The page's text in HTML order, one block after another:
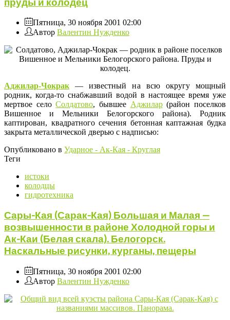
Пятница, 30 ноября 2001 02:00
Автор Валентин Нужденко
Аджилар-Чокрак— известный на всю округу мощный
родник, когда-то снабжавший водой в настоящее время уже
мертвое селоСолдатово, бывшее Аджилар(район поселков
Вишенное и Мельники Белогорского района). Родник
каптирован, квадратного сечения бетонная каптажная будка
закрыта металлической дверью с надписью:
Опубликовано в Ударное - Ак-Кая - Круглая
Теги
истоки
колодцы
гидротехника
Сары-Кая (Сарак-Кая) Большая и Малая —
возвышенности в районе Холодной горы и
Ак-Каи (Белая скала). Белогорск.
Наскальные рисунки, курганы, пещеры
Пятница, 30 ноября 2001 02:00
Автор Валентин Нужденко